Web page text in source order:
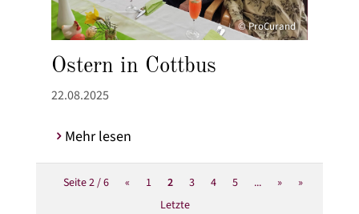
© ProCurand
Ostern in Cottbus
22.08.2025
Mehr lesen
Seite 2 / 6 « 1 2 3 4 5 ... »
»
Letzte